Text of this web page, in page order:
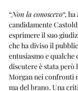
“Non la conoscevo“,
candidamente
esprimere il suo
che ha diviso il
entusiasmo e
discutere è stata
Morgan nei confronti
ma del brano. Una